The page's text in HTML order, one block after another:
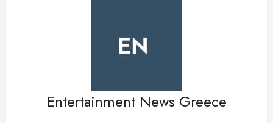
Entertainment News Greece